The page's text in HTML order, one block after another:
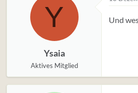
u
n
Y
Ysaia
Aktives Mitglied
Und